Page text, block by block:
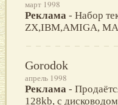
март 1998
Реклама - Набор
ZX,IBM,AMIGA,
Gorodok
апрель 1998
Реклама -
128kb, с